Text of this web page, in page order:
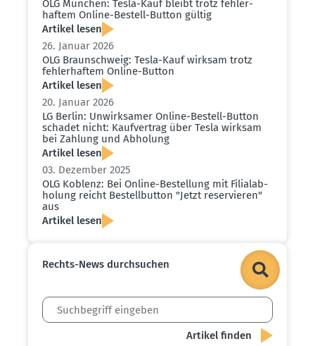
OLG München: Tesla-Kauf bleibt trotz fehler­
haftem Online-Bestell-Button gültig
Artikel lesen
26. Januar 2026
OLG Braun­schweig: Tesla-Kauf wirksam trotz
fehler­haftem Online-Button
Artikel lesen
20. Januar 2026
LG Berlin: Unwirk­samer Online-Bestell-Button
schadet nicht: Kaufvertrag über Tesla wirksam
bei Zahlung und Abholung
Artikel lesen
03. Dezember 2025
OLG Koblenz: Bei Online-Bestellung mit Filial­ab­
holung reicht Bestell­button "Jetzt reser­vieren"
aus
Artikel lesen
Rechts-News durch­suchen